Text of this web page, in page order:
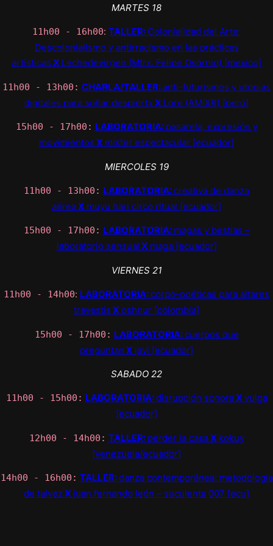
MARTES 18
11h00 - 16h00: TALLER: Colonialidad del Arte:
Descolonialismo y antirracismo en las prácticas
artísticas X Lechedevirgen (Mtrx. Felipe Osornio) [mexico]
11h00 - 13h00: CHARLA/TALLER:anti-futurismos y utopías
digitales para soñar despiertx X Lore (AMiXR) [perú]
15h00 - 17h00: LABORATORIA: pasarela, expresión y
movimientos X mister espectacular [ecuador]
MIERCOLES 19
11h00 - 13h00: LABORATORIA:creativa de danza
aéreaX muyu hari circo ritual [ecuador]
15h00 - 17h00: LABORATORIA: magas y bestias –
laboratorio sensual X maga [ecuador]
VIERNES 21
11h00 - 14h00: LABORATORIA:corpo-poéticas para altares
travestis X oshnur [colombia]
15h00 - 17h00: LABORATORIA:cuerpos que
preguntan X javi [ecuador]
SABADO 22
11h00 - 15h00: LABORATORIA:disrupción sonoraX vulga
[ecuador]
12h00 - 14h00: TALLER: perder la casaX kokuy
[venezuela/ecuador]
14h00 - 16h00: TALLER:danza contemporánea: metodología
de talvezX juan fernando león – suculenta 007 [ecu]